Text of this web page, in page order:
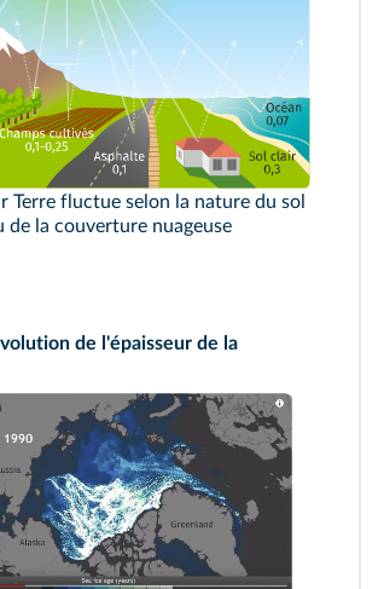
Terre fluctue selon la nature du sol
de la couverture nuageuse
de l'épaisseur de la